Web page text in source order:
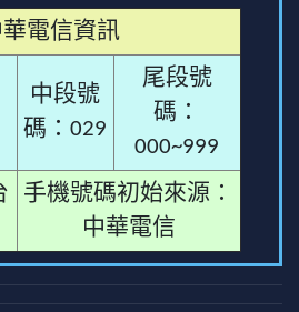
華電信資訊
中段號
碼：029
尾段號
碼：
000~999
手機號碼初始來源：
中華電信